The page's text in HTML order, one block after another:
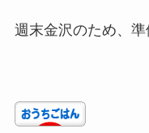
週末金沢のため、準